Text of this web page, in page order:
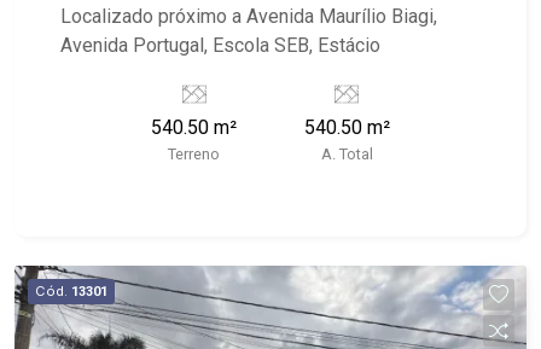
Localizado próximo a Avenida Maurílio Biagi,
Avenida Portugal, Escola SEB, Estácio
540.50 m²
Terreno
540.50 m²
A. Total
Cód. 13301